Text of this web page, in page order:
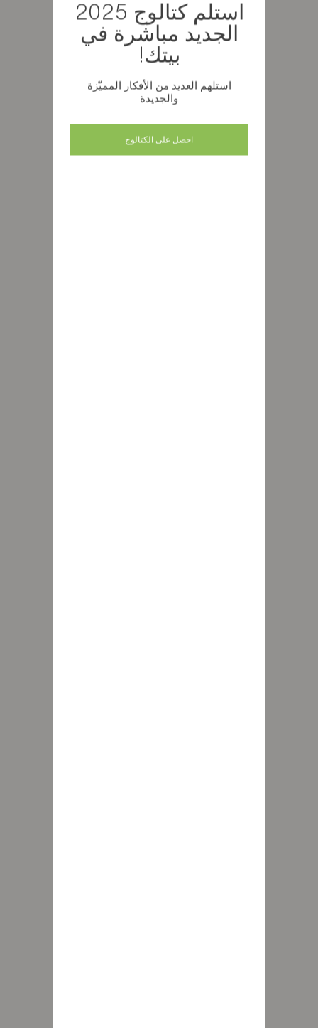
استلم كتالوج 2025
الجديد مباشرة في
بيتك!
استلهم العديد من الأفكار المميّزة
والجديدة
احصل على الكتالوج